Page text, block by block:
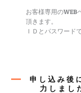
お客様専用の
頂きます。
ＩＤとパスワード
申し込み後
力しまし